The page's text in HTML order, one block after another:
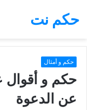
حكم نت
حكم و أمثال
عن الدعوة